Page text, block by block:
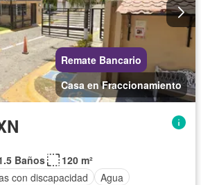
Remate Bancario
Casa en Fraccionamiento
Baños
120 m²
con discapacidad
Agua